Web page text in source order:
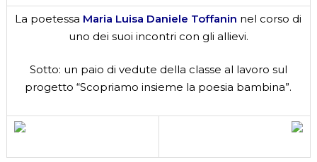
La poetessa Maria Luisa Daniele Toffanin nel corso di
uno dei suoi incontri con gli allievi.
Sotto: un paio di vedute della classe al lavoro sul
progetto “Scopriamo insieme la poesia bambina”.